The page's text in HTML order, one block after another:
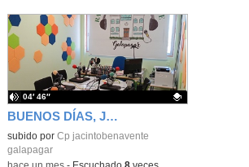
BUENOS DÍAS, JACINTO BENAVENTE: viernes, 19 de junio de 2026
Contenido educativo.
subido por Cp jacintobenavente
galapagar
04′ 46″